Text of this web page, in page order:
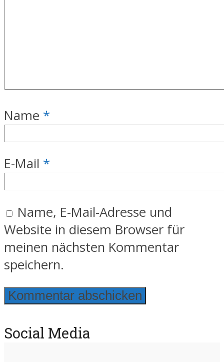
Name *
E-Mail *
Name, E-Mail-Adresse und
Website in diesem Browser für
meinen nächsten Kommentar
speichern.
Social Media